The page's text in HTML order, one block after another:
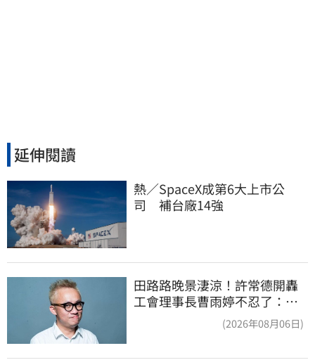
延伸閱讀
熱／SpaceX成第6大上市公
司　補台廠14強
田路路晚景淒涼！許常德開轟
工會理事長曹雨婷不忍了：別
(2026年08月06日)